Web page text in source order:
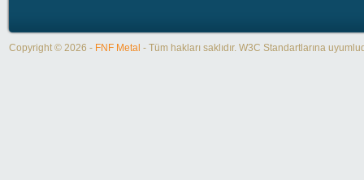
Copyright © 2026 - FNF Metal - Tüm hakları saklıdır. W3C Standartlarına